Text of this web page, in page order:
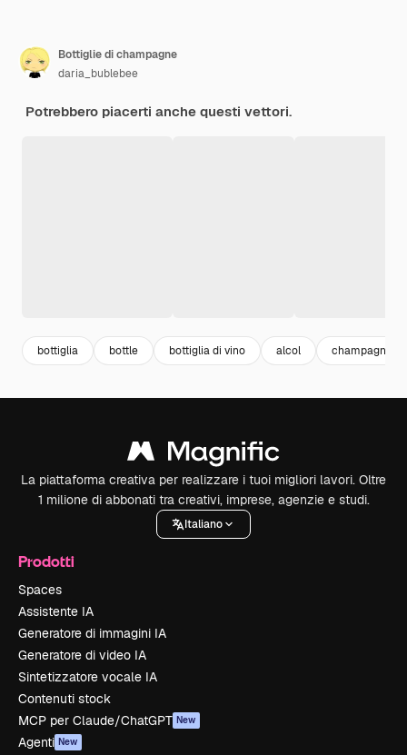
Bottiglie di champagne
daria_bublebee
Potrebbero piacerti anche questi vettori.
bottiglia bottle bottiglia di vino alcol champagne
La piattaforma creativa per realizzare i tuoi migliori lavori. Oltre
1 milione di abbonati tra creativi, imprese, agenzie e studi.
Italiano
Prodotti
Spaces
Assistente IA
Generatore di immagini IA
Generatore di video IA
Sintetizzatore vocale IA
Contenuti stock
MCP per Claude/ChatGPT New
Agenti New